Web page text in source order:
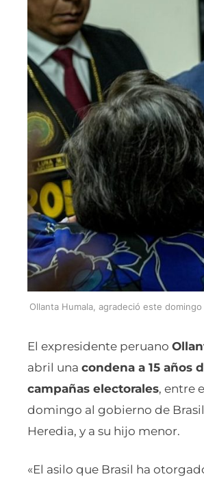
Ollanta Humala, agradeció este
El expresidente peruano
abril una condena a 15 años
campañas electorales, entre
domingo al gobierno de
Heredia, y a su hijo menor.
«El asilo que Brasil ha